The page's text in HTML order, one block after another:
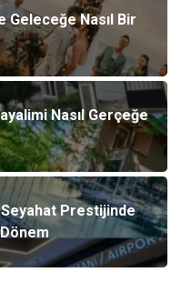
Geleceğe Nasıl Bir
Nasıl Gerçeğe
Prestijinde